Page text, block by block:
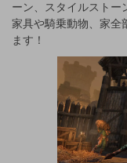
ーン、スタイルストー
家具や騎乗動物、家全
ます！